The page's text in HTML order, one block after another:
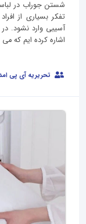
شستن جوراب در
تفکر بسیاری از
آسیبی وارد نشود.
اشاره کرده ایم که
تحریریه آی پی